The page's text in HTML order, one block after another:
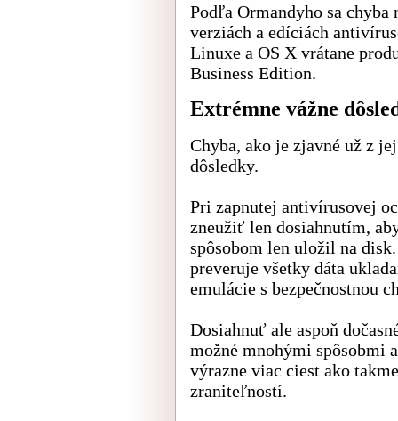
Podľa Ormandyho sa chyba
verziách a edíciách
Linuxe a OS X vrátane
Business Edition.
Extrémne vážne
Chyba, ako je zjavné už z
dôsledky.
Pri zapnutej antivírusovej
zneužiť len dosiahnutím,
spôsobom len uložil na
preveruje všetky dáta
emulácie s bezpečnostnou
Dosiahnuť ale aspoň
možné mnohými spôsobmi
výrazne viac ciest ako
zraniteľností.